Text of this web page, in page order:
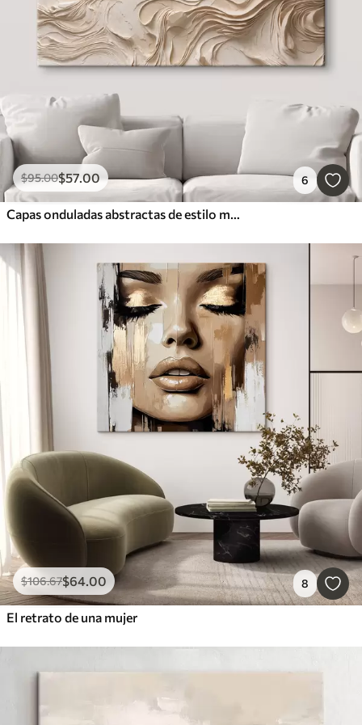
$95.00$57.00 6
Capas onduladas abstractas de estilo minimalista en tonos beige
$106.67$64.00 8
El retrato de una mujer